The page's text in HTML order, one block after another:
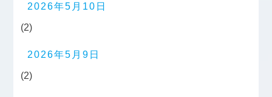
2026年5月10日
(2)
2026年5月9日
(2)